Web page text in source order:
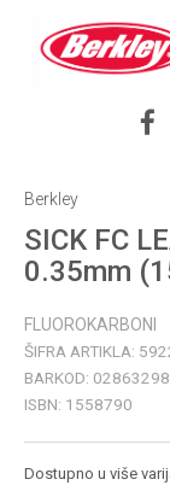
Berkley
SICK FC
0.35mm
FLUOROKARBONI
ŠIFRA ARTIKLA:
BARKOD:
ISBN: 1558790
Dostupno u više